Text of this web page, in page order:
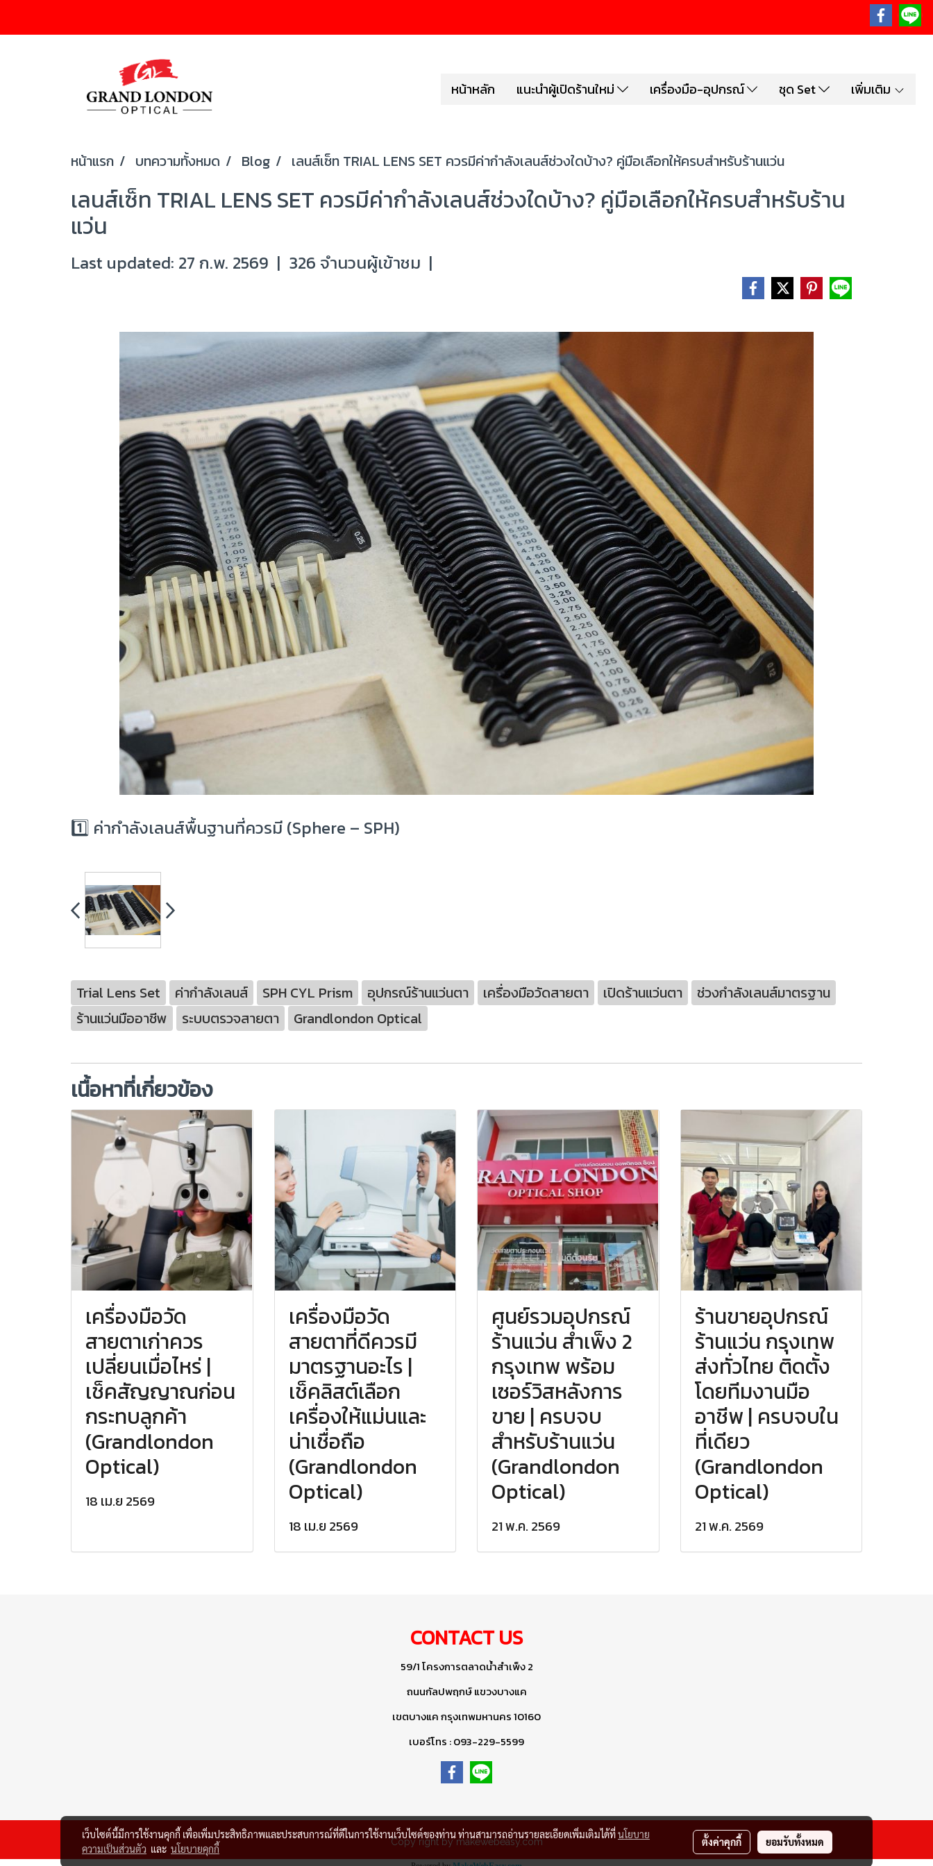
หน้าหลัก แนะนำผู้เปิดร้านใหม่ เครื่องมือ-อุปกรณ์ ชุด Set เพิ่มเติม
หน้าแรก บทความทั้งหมด Blog เลนส์เซ็ท TRIAL LENS SET ควรมีค่ากำลังเลนส์ช่วงใดบ้าง? คู่มือเลือกให้ครบสำหรับร้านแว่น
เลนส์เซ็ท TRIAL LENS SET ควรมีค่ากำลังเลนส์ช่วงใดบ้าง? คู่มือเลือกให้ครบสำหรับร้าน
แว่น
Last updated: 27 ก.พ. 2569 | 326 จำนวนผู้เข้าชม |
1️⃣ ค่ากำลังเลนส์พื้นฐานที่ควรมี (Sphere – SPH)
Trial Lens Set ค่ากำลังเลนส์ SPH CYL Prism อุปกรณ์ร้านแว่นตา เครื่องมือวัดสายตา เปิดร้านแว่นตา
ช่วงกำลังเลนส์มาตรฐาน
ร้านแว่นมืออาชีพ
ระบบตรวจสายตา Grandlondon Optical
เนื้อหาที่เกี่ยวข้อง
เครื่องมือวัด
สายตาเก่าควร
เปลี่ยนเมื่อไหร่ |
เช็คสัญญาณก่อน
กระทบลูกค้า
(Grandlondon
Optical)
18 เม.ย 2569
เครื่องมือวัด
สายตาที่ดีควรมี
มาตรฐานอะไร |
เช็คลิสต์เลือก
เครื่องให้แม่นและ
น่าเชื่อถือ
(Grandlondon
Optical)
18 เม.ย 2569
ศูนย์รวมอุปกรณ์
ร้านแว่น สำเพ็ง 2
กรุงเทพ พร้อม
เซอร์วิสหลังการ
ขาย | ครบจบ
สำหรับร้านแว่น
(Grandlondon
Optical)
21 พ.ค. 2569
ร้านขายอุปกรณ์
ร้านแว่น กรุงเทพ
ส่งทั่วไทย ติดตั้ง
โดยทีมงานมือ
อาชีพ | ครบจบใน
ที่เดียว
(Grandlondon
Optical)
21 พ.ค. 2569
CONTACT US
59/1 โครงการตลาดน้ำสำเพ็ง 2
ถนนกัลปพฤกษ์ แขวงบางแค
เขตบางแค กรุงเทพมหานคร 10160
เบอร์โทร : 093-229-5599
Copy right by makewebeasy.com
เว็บไซต์นี้มีการใช้งานคุกกี้ เพื่อเพิ่มประสิทธิภาพและประสบการณ์ที่ดีในการใช้งานเว็บไซต์ของท่าน ท่านสามารถอ่านรายละเอียดเพิ่มเติมได้ที่นโยบาย
ความเป็นส่วนตัว และ นโยบายคุกกี้
ตั้งค่าคุกกี้ ยอมรับทั้งหมด